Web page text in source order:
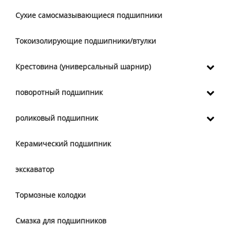
Сухие самосмазывающиеся подшипники
Токоизолирующие подшипники/втулки
Крестовина (универсальный шарнир)
поворотный подшипник
роликовый подшипник
Керамический подшипник
экскаватор
Тормозные колодки
Смазка для подшипников